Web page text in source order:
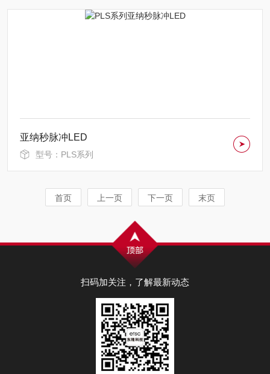
亚纳秒脉冲LED
型号：PLS系列
首页 上一页 下一页 末页
扫码加关注，了解最新动态